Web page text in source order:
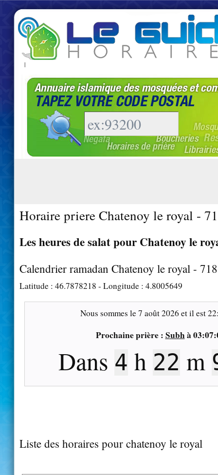
|
Horaire priere Chatenoy le royal -
Les heures de salat pour Chatenoy le
Calendrier ramadan Chatenoy le royal -
Latitude : 46.7878218 - Longitude : 4.8005649
Nous sommes le7 août 2026 et il est
Prochaine prière : Subhà
Dans 4 h 22 m
Liste des horaires pour chatenoy le royal